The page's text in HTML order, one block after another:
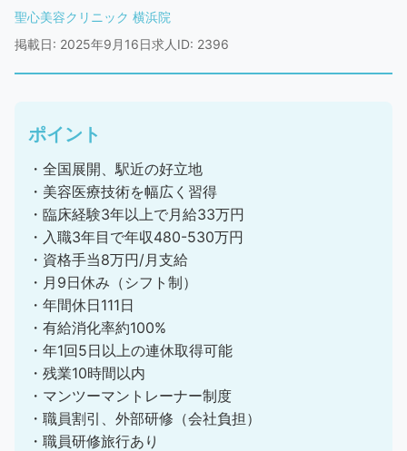
聖心美容クリニック 横浜院
掲載日: 2025年9月16日求人ID: 2396
ポイント
・全国展開、駅近の好立地
・美容医療技術を幅広く習得
・臨床経験3年以上で月給33万円
・入職3年目で年収480-530万円
・資格手当8万円/月支給
・月9日休み（シフト制）
・年間休日111日
・有給消化率約100%
・年1回5日以上の連休取得可能
・残業10時間以内
・マンツーマントレーナー制度
・職員割引、外部研修（会社負担）
・職員研修旅行あり